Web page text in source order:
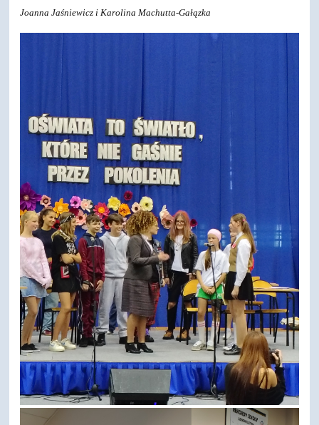
Joanna Jaśniewicz i Karolina Machutta-Gałązka